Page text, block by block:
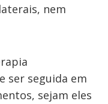
nem
ser seguida em
sejam eles